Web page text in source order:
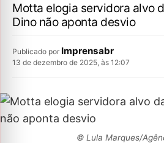
Motta elogia servidora alvo
Dino não aponta desvio
Publicado por Imprensabr
13 de dezembro de 2025, às 12:07
© Lula Marques/